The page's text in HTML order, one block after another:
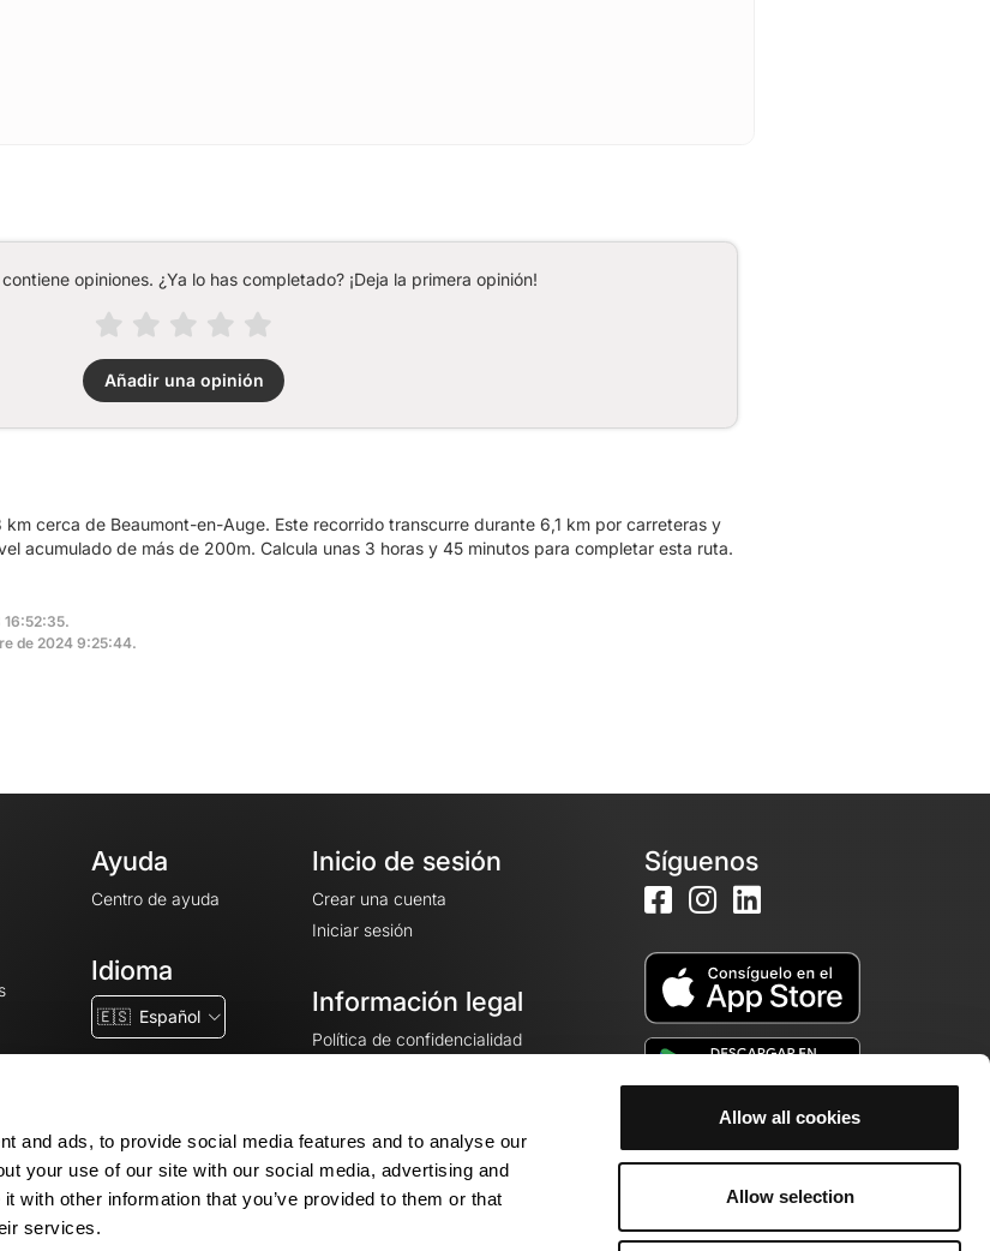
and ads, to provide social media features and to analyse our
your use of our site with our social media, advertising and
with other information that you’ve provided to them or that
services.
Allow all cookies
Allow selection
opiniones. ¿Ya lo has completado? ¡Deja la primera opinión!
Añadir una opinión
cerca de Beaumont-en-Auge. Este recorrido transcurre durante 6,1 km por carreteras y
acumulado de más de 200m. Calcula unas 3 horas y 45 minutos para completar esta ruta.
16:52:35.
de 2024 9:25:44.
Ayuda
Centro de ayuda
Idioma
🇪🇸 Español
Inicio de sesión
Crear una cuenta
Iniciar sesión
Información legal
Política de confidencialidad
Avisos legales
Configuración de cookies
Síguenos